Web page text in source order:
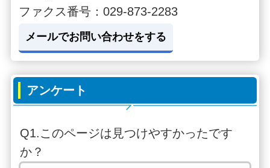
ファクス番号：029-873-2283
メールでお問い合わせをする
アンケート
Q1.このページは見つけやすかったです
か？